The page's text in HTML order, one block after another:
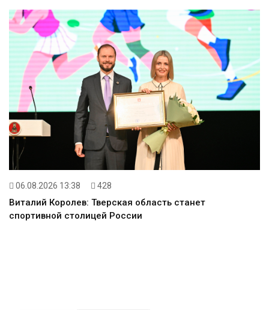
06.08.2026 13:38 428
Виталий Королев: Тверская область станет
спортивной столицей России